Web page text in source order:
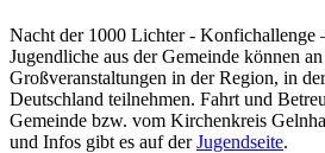
Nacht der 1000 Lichter - Konfichallenge
Jugendliche aus der Gemeinde können
Großveranstaltungen in der Region, in
Deutschland teilnehmen. Fahrt und
Gemeinde bzw. vom Kirchenkreis
und Infos gibt es auf derJugendseite.